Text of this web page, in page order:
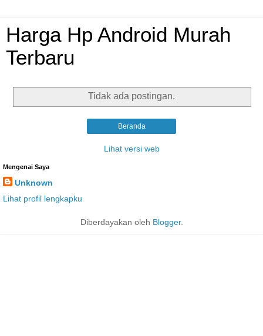
Harga Hp Android Murah
Terbaru
Tidak ada postingan.
Beranda
Lihat versi web
Mengenai Saya
Unknown
Lihat profil lengkapku
Diberdayakan oleh Blogger.